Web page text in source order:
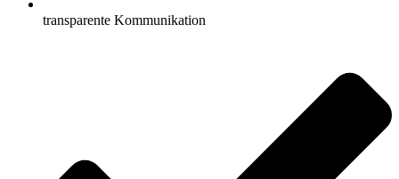
transparente Kommunikation